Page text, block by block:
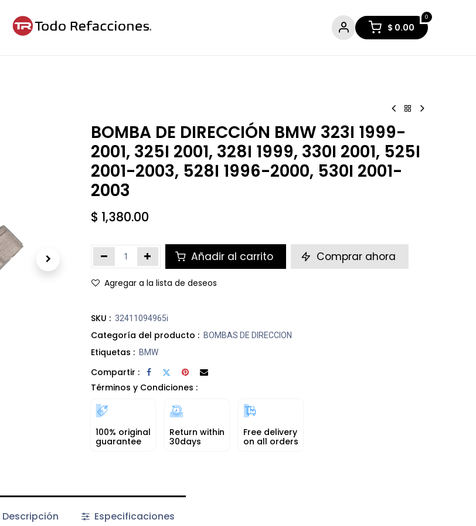
0
$ 0.00
BOMBA DE DIRECCIÓN BMW 323I 1999-
2001, 325I 2001, 328I 1999, 330I 2001, 525I
2001-2003, 528I 1996-2000, 530I 2001-
2003
$ 1,380.00
Añadir al carrito Comprar ahora
Agregar a la lista de deseos
SKU : 32411094965i
Categoría del producto : BOMBAS DE DIRECCION
Etiquetas : BMW
Compartir :
Términos y Condiciones :
100% original
guarantee
Return within
30days
Free delivery
on all orders
Descripción Especificaciones